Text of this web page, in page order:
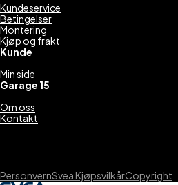
Kundeservice
Betingelser
Montering
Kjøp og frakt
Kunde
Min side
Garage 15
Om oss
Kontakt
PersonvernSvea KjøpsvilkårCopyright